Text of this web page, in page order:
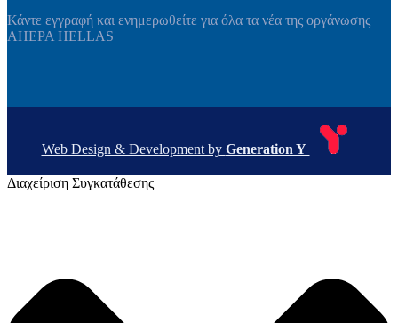
Κάντε εγγραφή και ενημερωθείτε για όλα τα νέα της οργάνωσης
AHEPA HELLAS
Web Design & Development by Generation Y
Διαχείριση Συγκατάθεσης